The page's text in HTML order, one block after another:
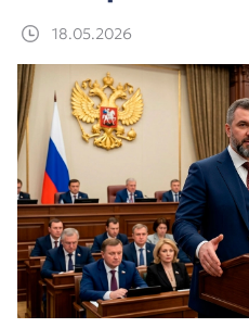
18.05.2026